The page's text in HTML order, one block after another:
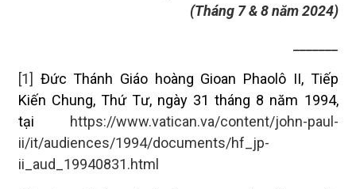
(Tháng 7 & 8 năm 2024)
_______
[1] Đức Thánh Giáo hoàng Gioan Phaolô II, Tiếp
Kiến Chung, Thứ Tư, ngày 31 tháng 8 năm 1994,
tại
https://www.vatican.va/content/john-paul-
ii/it/audiences/1994/documents/hf_jp-
ii_aud_19940831.html